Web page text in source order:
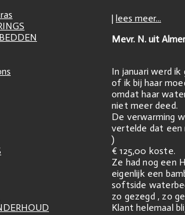
| lees meer...
Mevr. N. uit
In januari werd
of ik bij haar
omdat haar
niet meer deed.
De verwarming
vertelde dat een
)
€ 125,00 koste.
Ze had nog een
eigenlijk een
softside
zo gezegd , zo
Klant helemaal